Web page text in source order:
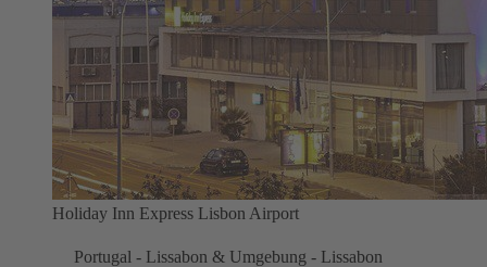
Holiday Inn Express Lisbon Airport
Portugal - Lissabon & Umgebung - Lissabon